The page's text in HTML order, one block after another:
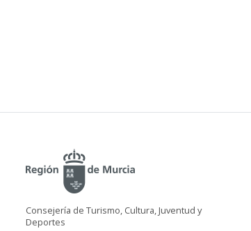
Consejería de Turismo, Cultura, Juventud y
Deportes